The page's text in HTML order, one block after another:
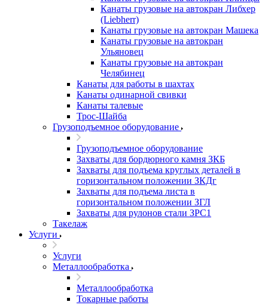
Канаты грузовые на автокран Либхер
(Liebherr)
Канаты грузовые на автокран Машека
Канаты грузовые на автокран
Ульяновец
Канаты грузовые на автокран
Челябинец
Канаты для работы в шахтах
Канаты одинарной свивки
Канаты талевые
Трос-Шайба
Грузоподъемное оборудование
Грузоподъемное оборудование
Захваты для бордюрного камня ЗКБ
Захваты для подъема круглых деталей в
горизонтальном положении ЗКДг
Захваты для подъема листа в
горизонтальном положении ЗГЛ
Захваты для рулонов стали ЗРС1
Такелаж
Услуги
Услуги
Металлообработка
Металлообработка
Токарные работы